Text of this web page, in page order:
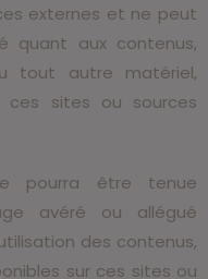
externes et ne peut
quant aux contenus,
tout autre matériel,
sites ou sources
pourra être tenue
avéré ou allégué
des contenus,
sur ces sites ou